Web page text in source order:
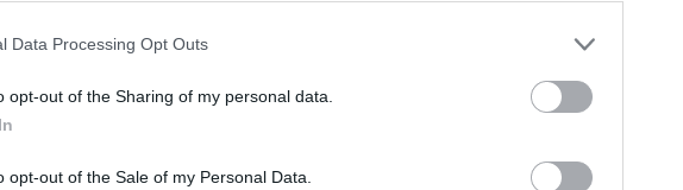
Data Processing Opt Outs
opt-out of the Sharing of my personal data.
opt-out of the Sale of my Personal Data.
haben Sie in der Vergangenheit gearbeitet?
már a múltban? Milyen folyamatokban
Sie, die für diesen Job wichtig sind?
Így újíthatod fel
spórolsz
Súlyos
Így leszel sikeres
Hogyan írta le
Igazolás a német